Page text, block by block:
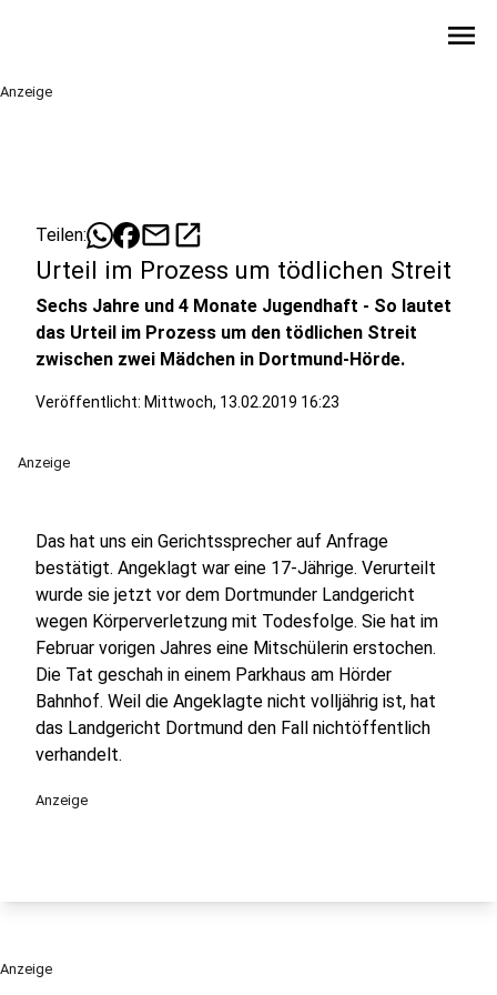
menu
Anzeige
Teilen: mailopen_in_new
Urteil im Prozess um tödlichen Streit
Sechs Jahre und 4 Monate Jugendhaft - So lautet
das Urteil im Prozess um den tödlichen Streit
zwischen zwei Mädchen in Dortmund-Hörde.
Veröffentlicht: Mittwoch, 13.02.2019 16:23
Anzeige
Das hat uns ein Gerichtssprecher auf Anfrage
bestätigt. Angeklagt war eine 17-Jährige. Verurteilt
wurde sie jetzt vor dem Dortmunder Landgericht
wegen Körperverletzung mit Todesfolge. Sie hat im
Februar vorigen Jahres eine Mitschülerin erstochen.
Die Tat geschah in einem Parkhaus am Hörder
Bahnhof. Weil die Angeklagte nicht volljährig ist, hat
das Landgericht Dortmund den Fall nichtöffentlich
verhandelt.
Anzeige
Anzeige